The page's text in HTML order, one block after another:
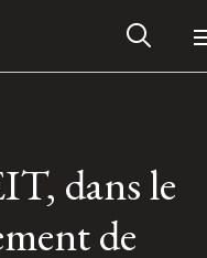
dans le
de